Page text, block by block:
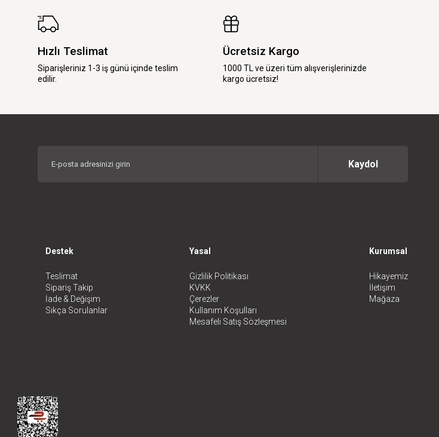
Hızlı Teslimat
Siparişleriniz 1-3 iş günü içinde teslim
edilir.
Ücretsiz Kargo
1000 TL ve üzeri tüm alışverişlerinizde
kargo ücretsiz!
Kaydol
Destek
Teslimat
Sipariş Takip
İade & Değişim
Sıkça Sorulanlar
Yasal
Gizlilik Politikası
KVKK
Çerezler
Kullanım Koşulları
Mesafeli Satış Sözleşmesi
Kurumsal
Hikayemiz
İletişim
Mağaza